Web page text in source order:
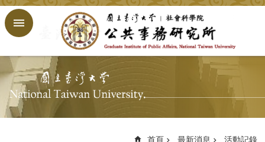
跳到主要內容區塊
搜
尋
回
首
頁
首頁 最新消息 活動記錄